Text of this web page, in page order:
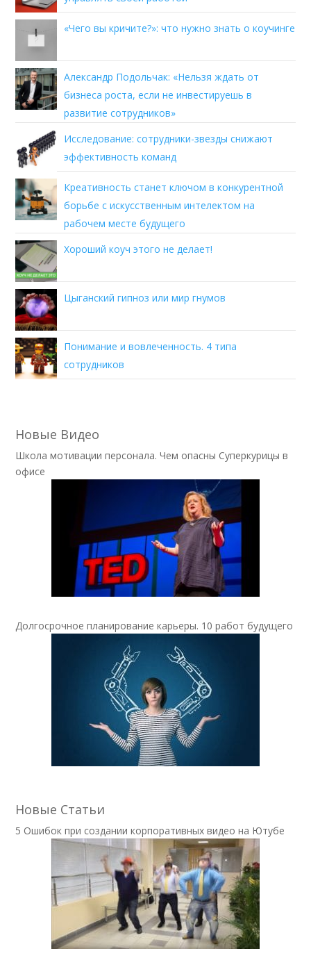
«Чего вы кричите?»: что нужно знать о коучинге
Александр Подольчак: «Нельзя ждать от
бизнеса роста, если не инвестируешь в
развитие сотрудников»
Исследование: сотрудники-звезды снижают
эффективность команд
Креативность станет ключом в конкурентной
борьбе с искусственным интелектом на
рабочем месте будущего
Хороший коуч этого не делает!
Цыганский гипноз или мир гнумов
Понимание и вовлеченность. 4 типа
сотрудников
Новые Видео
Школа мотивации персонала. Чем опасны Суперкурицы в
офисе
Долгосрочное планирование карьеры. 10 работ будущего
Новые Статьи
5 Ошибок при создании корпоративных видео на Ютубе